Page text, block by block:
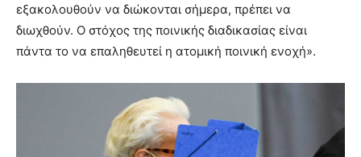
εξακολουθούν να διώκονται σήμερα, πρέπει να
διωχθούν. Ο στόχος της ποινικής διαδικασίας είναι
πάντα το να επαληθευτεί η ατομική ποινική ενοχή».